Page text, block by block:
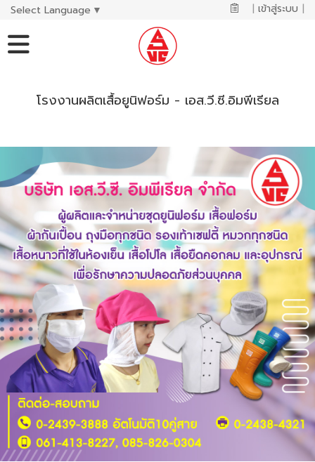
Select Language ▼ | เข้าสู่ระบบ |
โรงงานผลิตเสื้อยูนิฟอร์ม - เอส.วี.ซี.อิมพีเรียล